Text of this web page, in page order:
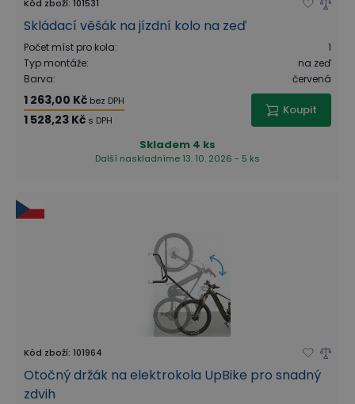
Kód zboží: 101531
Skládací věšák na jízdní kolo na zeď
Počet míst pro kola:
1
Typ montáže:
na zeď
Barva: červená
1 263,00 Kč bez DPH
1 528,23 Kč s DPH
Koupit
Skladem 4 ks
Další naskladníme 13. 10. 2026 - 5 ks
Kód zboží: 101964
Otočný držák na elektrokola UpBike pro snadný
zdvih